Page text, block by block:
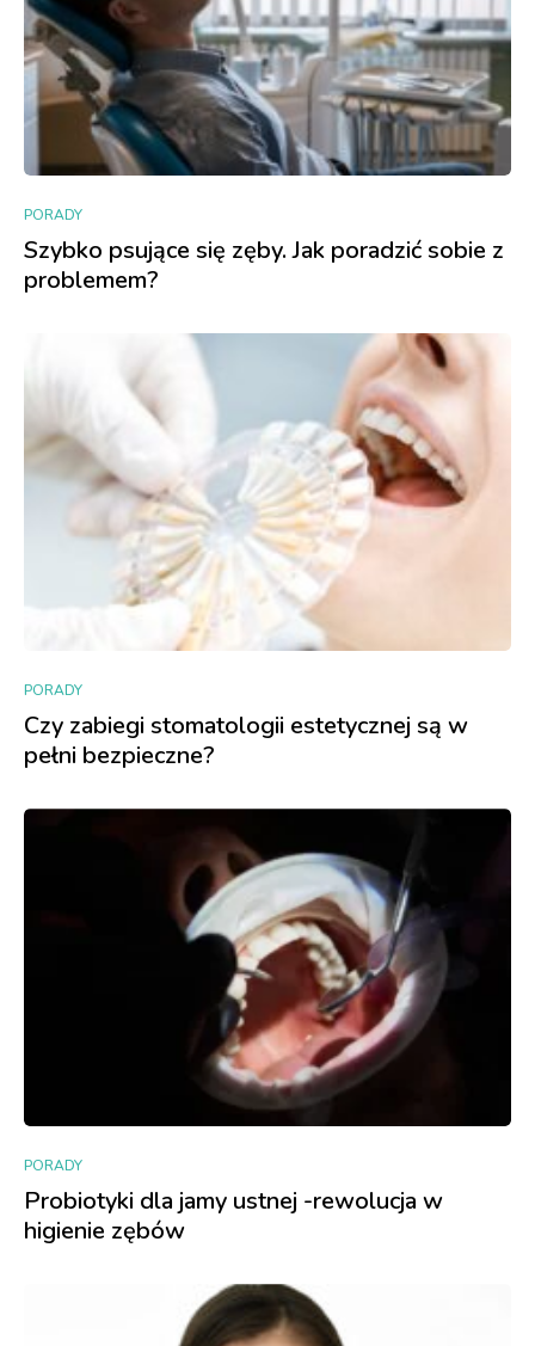
PORADY
Szybko psujące się zęby. Jak poradzić sobie z
problemem?
PORADY
Czy zabiegi stomatologii estetycznej są w
pełni bezpieczne?
PORADY
Probiotyki dla jamy ustnej -rewolucja w
higienie zębów